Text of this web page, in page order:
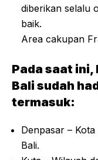
diberikan selalu
baik.
Area cakupan
Pada saat
Bali sudah
termasuk:
Denpasar –
Bali.